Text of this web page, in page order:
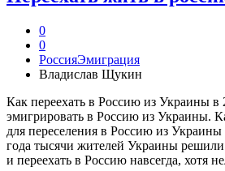
0
0
РоссияЭмиграция
Владислав Щукин
Как переехать в Россию из Украины в
эмигрировать в Россию из Украины.
для переселения в Россию из
года тысячи жителей Украины
и переехать в Россию навсегда, хотя